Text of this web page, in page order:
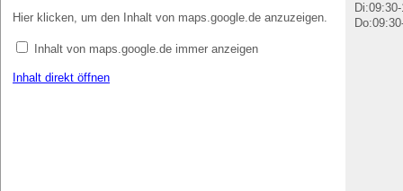
Hier klicken, um den Inhalt von maps.google.de anzuzeigen.
Inhalt von maps.google.de immer anzeigen
Inhalt direkt öffnen